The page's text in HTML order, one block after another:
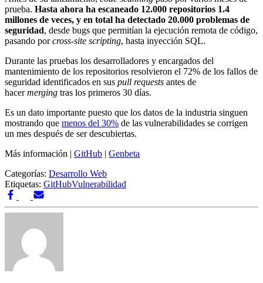
prueba. Hasta ahora ha escaneado 12.000 repositorios 1.4
millones de veces, y en total ha detectado 20.000 problemas de
seguridad, desde bugs que permitían la ejecución remota de código,
pasando porcross-site scripting, hasta inyección SQL.
Durante las pruebas los desarrolladores y encargados del
mantenimiento de los repositorios resolvieron el 72% de los fallos de
seguridad identificados en sus pull requests antes de
hacermerging tras los primeros 30 días.
Es un dato importante puesto que los datos de la industria singuen
mostrando que menos del 30% de las vulnerabilidades se corrigen
un mes después de ser descubiertas.
Más información | GitHub | Genbeta
Categorías: Desarrollo Web
Etiquetas: GitHubVulnerabilidad